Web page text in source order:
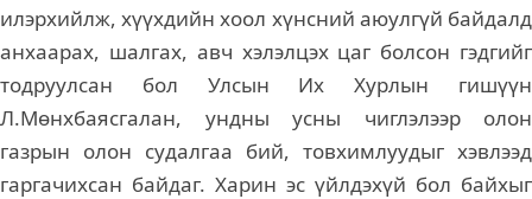
илэрхийлж, хүүхдийн хоол хүнсний аюулгүй байдалд
анхаарах, шалгах, авч хэлэлцэх цаг болсон гэдгийг
тодруулсан бол Улсын Их Хурлын гишүүн
Л.Мөнхбаясгалан, ундны усны чиглэлээр олон
газрын олон судалгаа бий, товхимлуудыг хэвлээд
гаргачихсан байдаг. Харин эс үйлдэхүй бол байхыг